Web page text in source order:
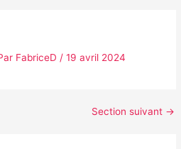
FabriceD/19 avril 2024
Section suivant →